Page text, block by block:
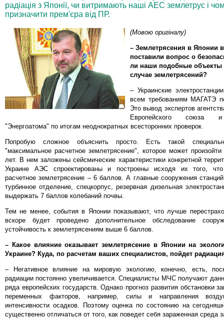
радіація з Японії, чи витримають наші АЕС землетрус і
призначити прем'єра від ПР.
(Мовою оригіналу)
– Землетрясения в Японии
поставили вопрос о
ли наши подобные объекты
случае землетрясений?
– Украинские
всем требованиям МАГАТЭ
Это вывод экспертов
Европейского союза и
"Энергоатома" по итогам неоднократных всесторонних проверок.
Попробую сложное объяснить просто. Есть такой
"максимальное расчетное землетрясение", которое может
лет. В нем заложены сейсмические характеристики конкретной
Украине АЭС спроектированы и построены исходя их того,
расчетное землетрясение – 6 баллов. А главные сооружения
турбинное отделение, спецкорпус, резервная дизельная
выдержать 7 баллов колебаний почвы.
Тем не менее, события в Японии показывают, что лучше
вскоре будет проведено дополнительное обследование
устойчивость к землетрясениям выше 6 баллов.
– Какое влияние оказывает землетрясение в Японии на
Украине? Куда, по расчетам ваших специалистов, пойдет
– Негативное влияние на мировую экологию, конечно, есть,
радиации постоянно увеличивается. Специалисты МЧС получают
ряда европейских государств. Однако прогноз развития обстановки
переменных факторов, например, силы и направления
интенсивности осадков. Поэтому оценка по состоянию на
существенно отличаться от того, как поведет себя зараженная среда